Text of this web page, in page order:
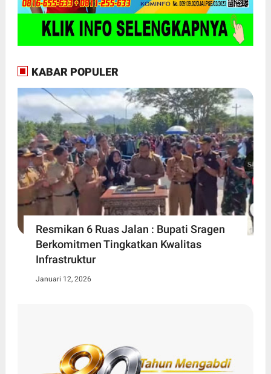
KABAR POPULER
Resmikan 6 Ruas Jalan : Bupati Sragen
Berkomitmen Tingkatkan Kwalitas
Infrastruktur
Januari 12, 2026